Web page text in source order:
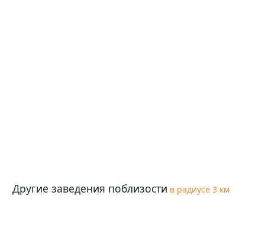
Другие заведения поблизости в радиусе 3 км